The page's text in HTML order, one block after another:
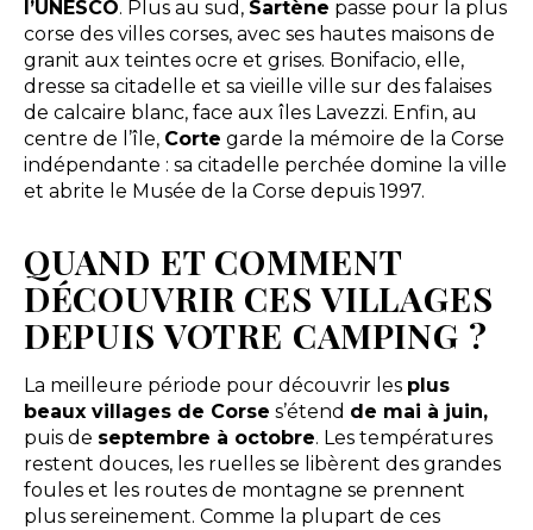
l’UNESCO. Plus au sud, Sartène passe pour la plus
corse des villes corses, avec ses hautes maisons de
granit aux teintes ocre et grises. Bonifacio, elle,
dresse sa citadelle et sa vieille ville sur des falaises
de calcaire blanc, face aux îles Lavezzi. Enfin, au
centre de l’île, Corte garde la mémoire de la Corse
indépendante : sa citadelle perchée domine la ville
et abrite le Musée de la Corse depuis 1997.
QUAND ET COMMENT
DÉCOUVRIR CES VILLAGES
DEPUIS VOTRE CAMPING ?
La meilleure période pour découvrir les plus
beaux villages de Corse s’étend de mai à juin,
puis de septembre à octobre. Les températures
restent douces, les ruelles se libèrent des grandes
foules et les routes de montagne se prennent
plus sereinement. Comme la plupart de ces